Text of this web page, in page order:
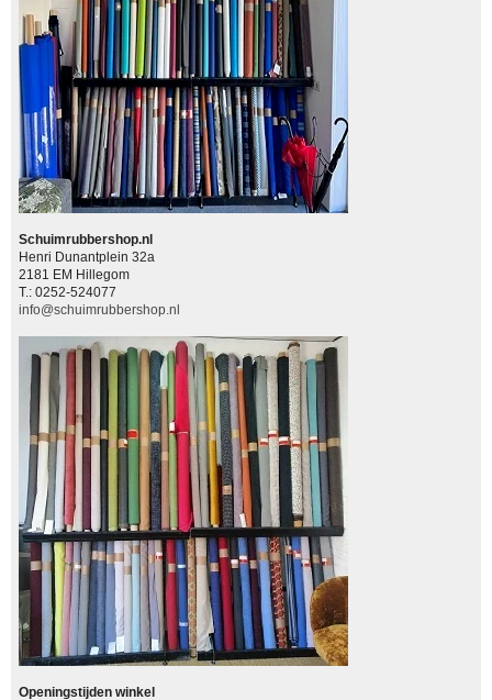
Schuimrubbershop.nl
Henri Dunantplein 32a
2181 EM Hillegom
T.: 0252-524077
info@schuimrubbershop.nl
Openingstijden winkel